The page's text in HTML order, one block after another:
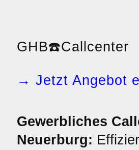
GHB☎️Callcenter
→ Jetzt Angebot
Gewerbliches
Neuerburg: